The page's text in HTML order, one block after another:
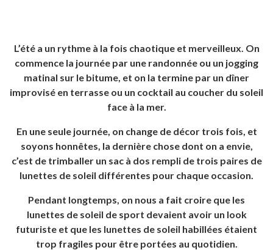
L’été a un rythme à la fois chaotique et merveilleux. On
commence la journée par une randonnée ou un jogging
matinal sur le bitume, et on la termine par un dîner
improvisé en terrasse ou un cocktail au coucher du soleil
face à la mer.
En une seule journée, on change de décor trois fois, et
soyons honnêtes, la dernière chose dont on a envie,
c’est de trimballer un sac à dos rempli de trois paires de
lunettes de soleil différentes pour chaque occasion.
Pendant longtemps, on nous a fait croire que les
lunettes de soleil de sport devaient avoir un look
futuriste et que les lunettes de soleil habillées étaient
trop fragiles pour être portées au quotidien.